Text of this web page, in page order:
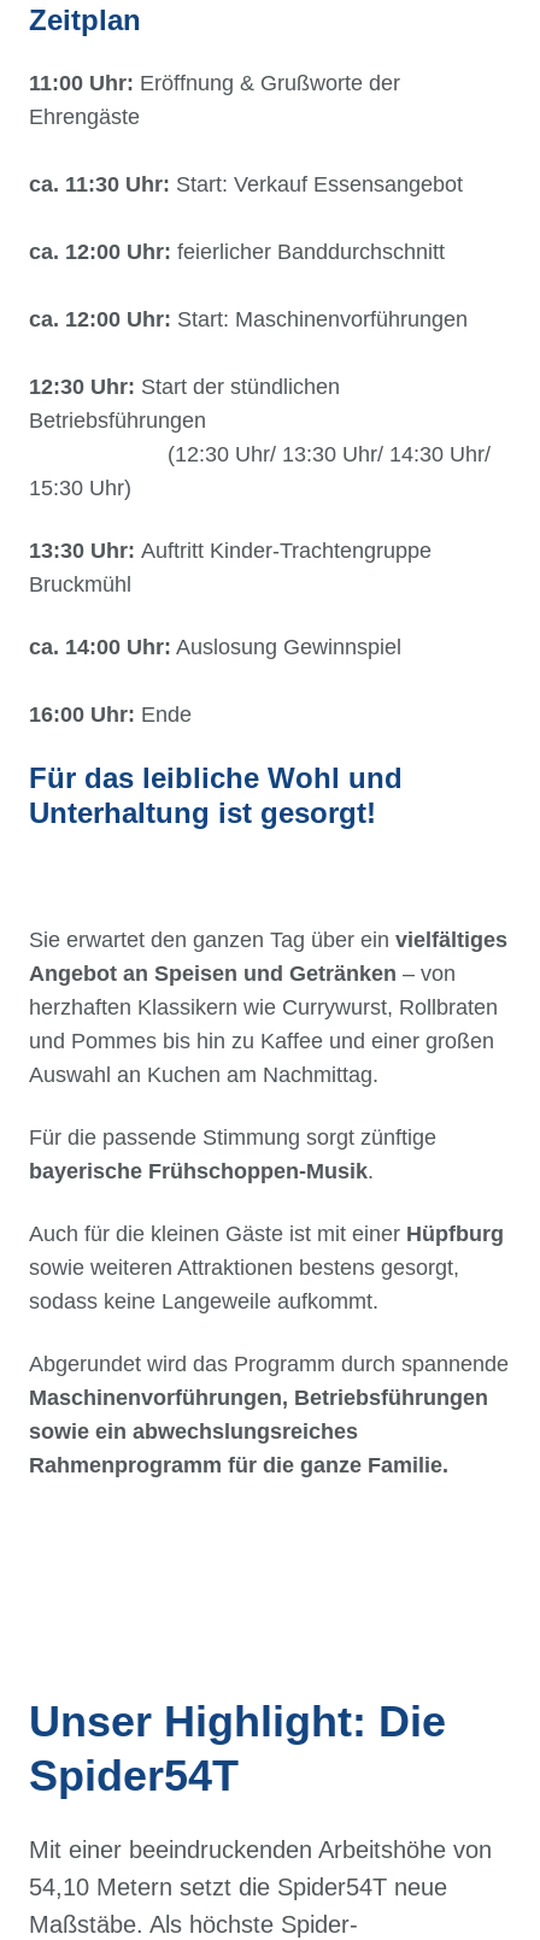
Zeitplan
11:00 Uhr: Eröffnung & Grußworte der
Ehrengäste
ca. 11:30 Uhr: Start: Verkauf Essensangebot
ca. 12:00 Uhr: feierlicher Banddurchschnitt
ca. 12:00 Uhr: Start: Maschinenvorführungen
12:30 Uhr: Start der stündlichen
Betriebsführungen
(12:30 Uhr/ 13:30 Uhr/ 14:30 Uhr/
15:30 Uhr)
13:30 Uhr: Auftritt Kinder-Trachtengruppe
Bruckmühl
ca. 14:00 Uhr: Auslosung Gewinnspiel
16:00 Uhr: Ende
Für das leibliche Wohl und
Unterhaltung ist gesorgt!
Sie erwartet den ganzen Tag über ein vielfältiges
Angebot an Speisen und Getränken – von
herzhaften Klassikern wie Currywurst, Rollbraten
und Pommes bis hin zu Kaffee und einer großen
Auswahl an Kuchen am Nachmittag.
Für die passende Stimmung sorgt zünftige
bayerische Frühschoppen-Musik.
Auch für die kleinen Gäste ist mit einer Hüpfburg
sowie weiteren Attraktionen bestens gesorgt,
sodass keine Langeweile aufkommt.
Abgerundet wird das Programm durch spannende
Maschinenvorführungen, Betriebsführungen
sowie ein abwechslungsreiches
Rahmenprogramm für die ganze Familie.
Unser Highlight: Die
Spider54T
Mit einer beeindruckenden Arbeitshöhe von
54,10 Metern setzt die Spider54T neue
Maßstäbe. Als höchste Spider-